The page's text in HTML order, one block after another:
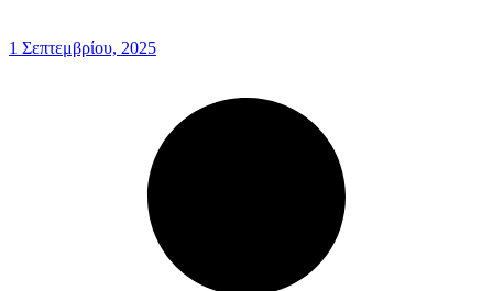
1 Σεπτεμβρίου, 2025